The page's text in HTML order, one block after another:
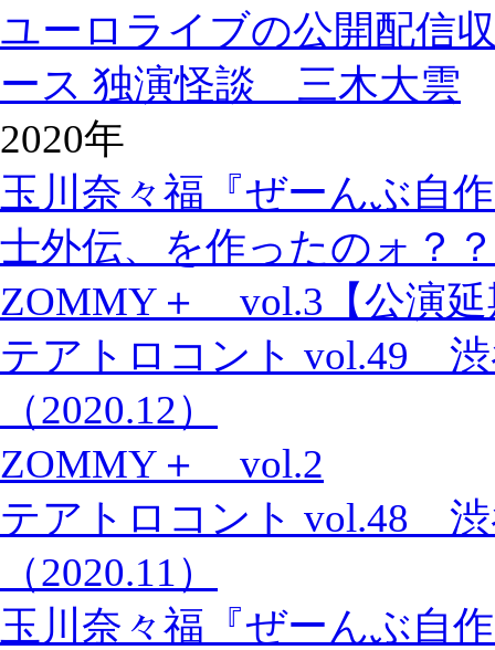
ユーロライブの公開配信
ース 独演怪談 三木大雲
2020年
玉川奈々福『ぜーんぶ自
士外伝、を作ったのォ？
ZOMMY＋ vol.3【公演延
テアトロコント vol.49
（2020.12）
ZOMMY＋ vol.2
テアトロコント vol.48
（2020.11）
玉川奈々福『ぜーんぶ自